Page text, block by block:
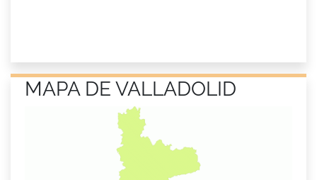
MAPA DE VALLADOLID